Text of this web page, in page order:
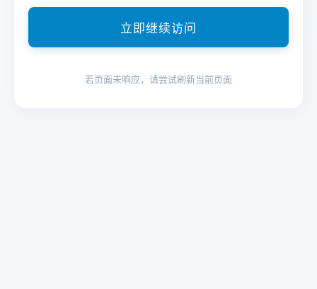
立即继续访问
若页面未响应，请尝试刷新当前页面